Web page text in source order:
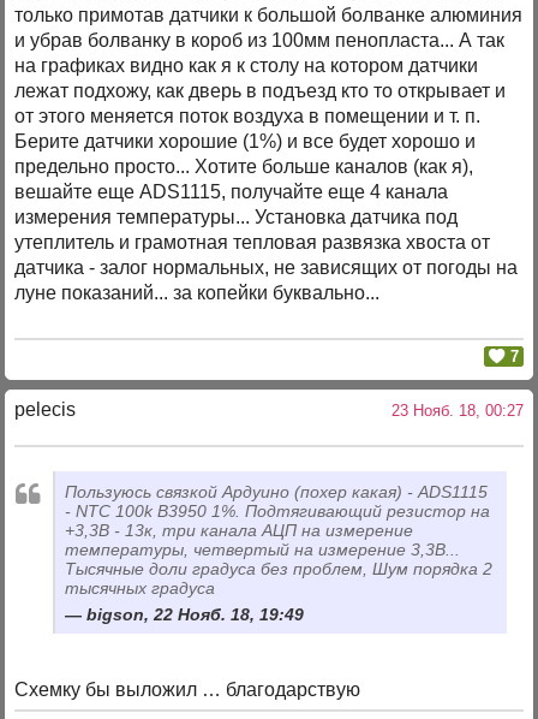
только примотав датчики к большой болванке алюминия
и убрав болванку в короб из 100мм пенопласта... А так
на графиках видно как я к столу на котором датчики
лежат подхожу, как дверь в подъезд кто то открывает и
от этого меняется поток воздуха в помещении и т. п.
Берите датчики хорошие (1%) и все будет хорошо и
предельно просто... Хотите больше каналов (как я),
вешайте еще ADS1115, получайте еще 4 канала
измерения температуры... Установка датчика под
утеплитель и грамотная тепловая развязка хвоста от
датчика - залог нормальных, не зависящих от погоды на
луне показаний... за копейки буквально...
7
pelecis 23 Нояб. 18, 00:27
Пользуюсь связкой Ардуино (похер какая) - ADS1115
- NTC 100k B3950 1%. Подтягивающий резистор на
+3,3В - 13к, три канала АЦП на измерение
температуры, четвертый на измерение 3,3В...
Тысячные доли градуса без проблем, Шум порядка 2
тысячных градуса
bigson, 22 Нояб. 18, 19:49
Схемку бы выложил … благодарствую